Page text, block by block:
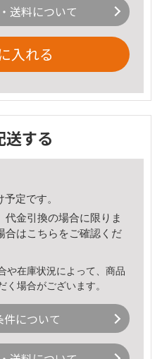
送料について
入れる
送する
定です。
金引換の場合に限りま
合はこちら をご確認くだ
や在庫状況によって、商品
く場合がございます。
について